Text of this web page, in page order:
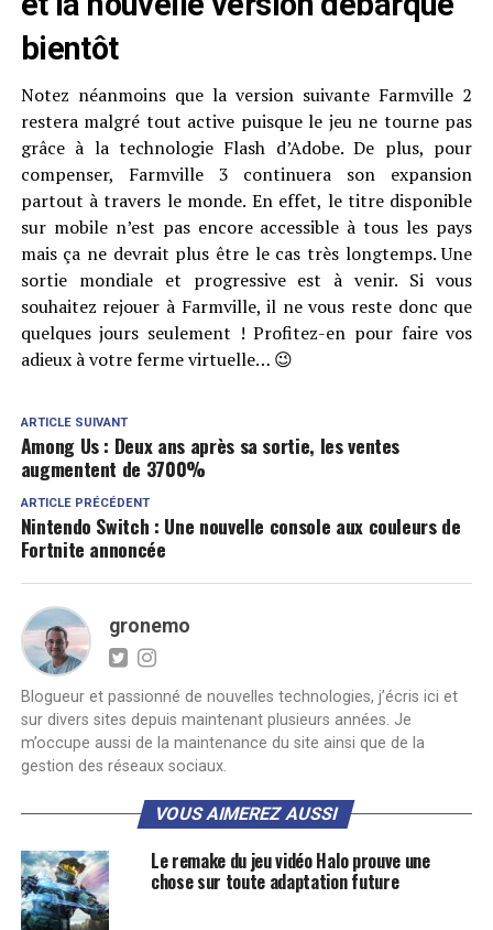
bientôt
Notez néanmoins que la version suivante Farmville 2
restera malgré tout active puisque le jeu ne tourne pas
grâce à la technologie Flash d’Adobe. De plus, pour
compenser, Farmville 3 continuera son expansion
partout à travers le monde. En effet, le titre disponible
sur mobile n’est pas encore accessible à tous les pays
mais ça ne devrait plus être le cas très longtemps. Une
sortie mondiale et progressive est à venir. Si vous
souhaitez rejouer à Farmville, il ne vous reste donc que
quelques jours seulement ! Profitez-en pour faire vos
adieux à votre ferme virtuelle… 😉
ARTICLE SUIVANT
Among Us : Deux ans après sa sortie, les ventes
augmentent de 3700%
ARTICLE PRÉCÉDENT
Nintendo Switch : Une nouvelle console aux couleurs de
Fortnite annoncée
gronemo
Blogueur et passionné de nouvelles technologies, j’écris ici et
sur divers sites depuis maintenant plusieurs années. Je
m’occupe aussi de la maintenance du site ainsi que de la
gestion des réseaux sociaux.
VOUS AIMEREZ AUSSI
Le remake du jeu vidéo Halo prouve une
chose sur toute adaptation future